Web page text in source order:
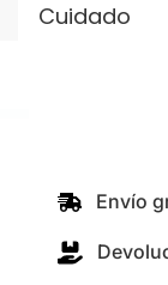
Cuidado
Envío